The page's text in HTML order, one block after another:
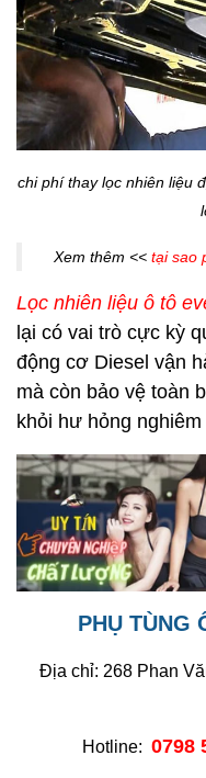
chi phí thay lọc nhiên liệu
Xem thêm << tại sao
Lọc nhiên liệu ô tô
lại có vai trò cực kỳ
động cơ Diesel vận
mà còn bảo vệ toàn
khỏi hư hỏng nghiêm
PHỤ TÙNG
Địa chỉ: 268 Phan
Hotline: 0798